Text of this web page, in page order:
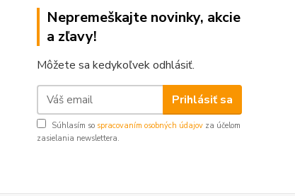
Nepremeškajte novinky, akcie
a zľavy!
Môžete sa kedykoľvek odhlásiť.
Prihlásiť sa
Súhlasím so spracovaním osobných údajov za účelom
zasielania newslettera.